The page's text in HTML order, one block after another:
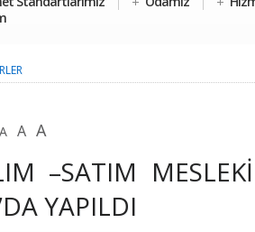
A A A
–SATIM
YAPILDI